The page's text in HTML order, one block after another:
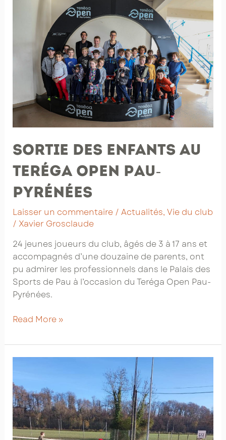
Sortie des enfants au
Teréga Open Pau-
Pyrénées
Laisser un commentaire / Actualités, Vie du club
/ Xavier Grosclaude
24 jeunes joueurs du club, âgés de 3 à 17 ans et
accompagnés d’une douzaine de parents, ont
pu admirer les professionnels dans le Palais des
Sports de Pau à l’occasion du Teréga Open Pau-
Pyrénées.
Sortie
enfants
au
Open
Pau-
Pyrénées
Read More »